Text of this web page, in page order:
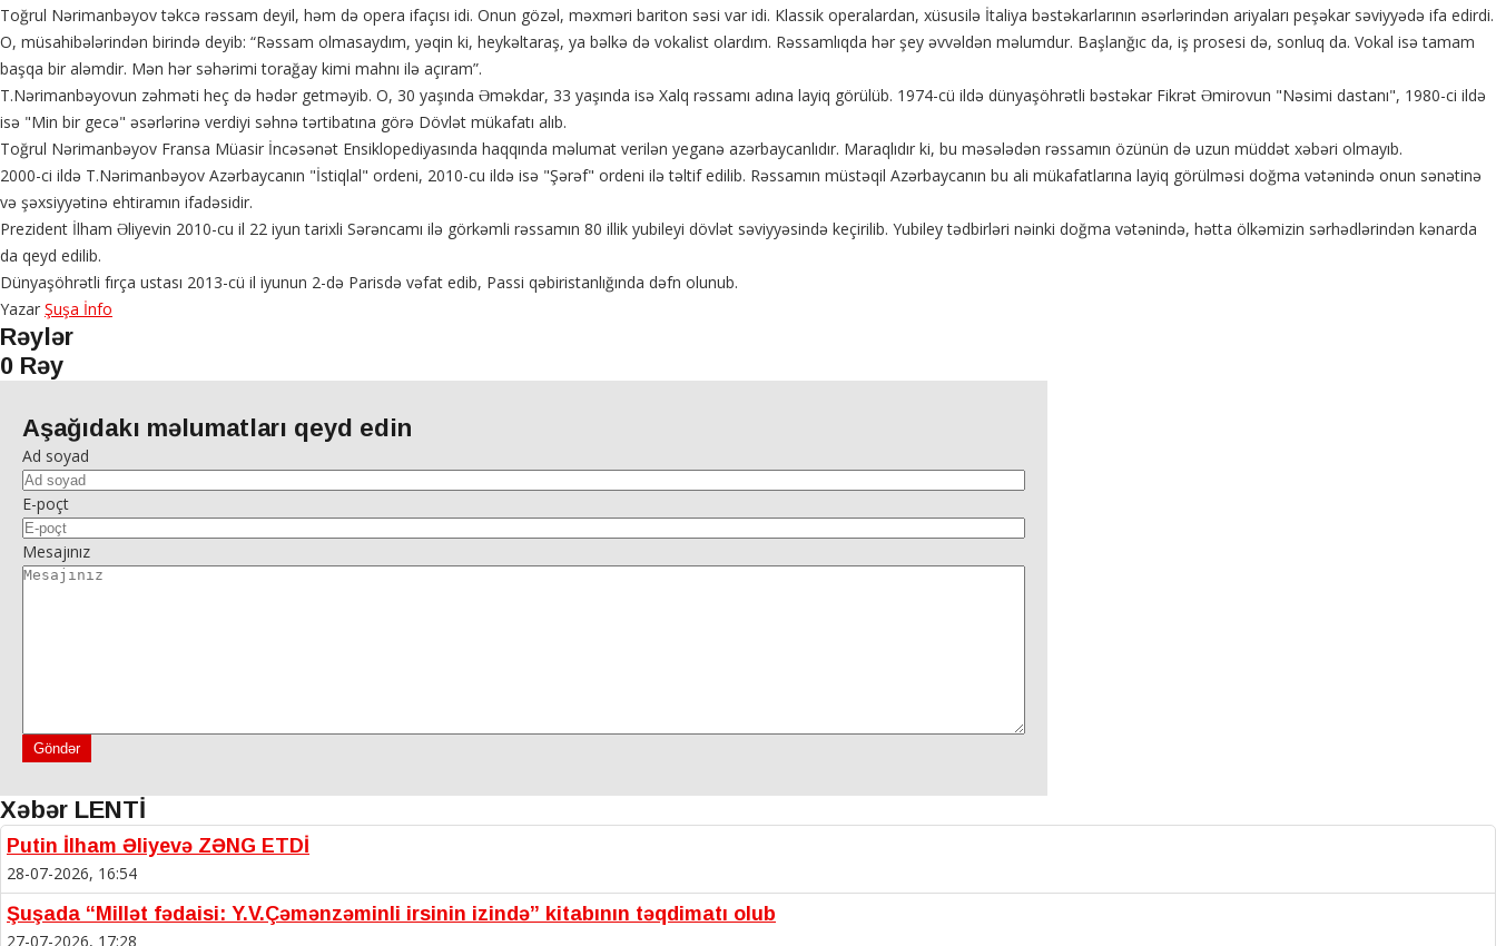
Toğrul Nərimanbəyov təkcə rəssam deyil, həm də opera ifaçısı idi. Onun gözəl, məxməri bariton səsi var idi. Klassik operalardan, xüsusilə İtaliya bəstəkarlarının əsərlərindən ariyaları peşəkar səviyyədə ifa edirdi.
O, müsahibələrindən birində deyib: “Rəssam olmasaydım, yəqin ki, heykəltaraş, ya bəlkə də vokalist olardım. Rəssamlıqda hər şey əvvəldən məlumdur. Başlanğıc da, iş prosesi də, sonluq da. Vokal isə tamam
başqa bir aləmdir. Mən hər səhərimi torağay kimi mahnı ilə açıram”.
T.Nərimanbəyovun zəhməti heç də hədər getməyib. O, 30 yaşında Əməkdar, 33 yaşında isə Xalq rəssamı adına layiq görülüb. 1974-cü ildə dünyaşöhrətli bəstəkar Fikrət Əmirovun "Nəsimi dastanı", 1980-ci ildə
isə "Min bir gecə" əsərlərinə verdiyi səhnə tərtibatına görə Dövlət mükafatı alıb.
Toğrul Nərimanbəyov Fransa Müasir İncəsənət Ensiklopediyasında haqqında məlumat verilən yeganə azərbaycanlıdır. Maraqlıdır ki, bu məsələdən rəssamın özünün də uzun müddət xəbəri olmayıb.
2000-ci ildə T.Nərimanbəyov Azərbaycanın "İstiqlal" ordeni, 2010-cu ildə isə "Şərəf" ordeni ilə təltif edilib. Rəssamın müstəqil Azərbaycanın bu ali mükafatlarına layiq görülməsi doğma vətənində onun sənətinə
və şəxsiyyətinə ehtiramın ifadəsidir.
Prezident İlham Əliyevin 2010-cu il 22 iyun tarixli Sərəncamı ilə görkəmli rəssamın 80 illik yubileyi dövlət səviyyəsində keçirilib. Yubiley tədbirləri nəinki doğma vətənində, hətta ölkəmizin sərhədlərindən kənarda
da qeyd edilib.
Dünyaşöhrətli fırça ustası 2013-cü il iyunun 2-də Parisdə vəfat edib, Passi qəbiristanlığında dəfn olunub.
Yazar Şuşa İnfo
Rəylər
0 Rəy
Aşağıdakı məlumatları qeyd edin
Ad soyad
E-poçt
Mesajınız
Göndər
Xəbər LENTİ
Putin İlham Əliyevə ZƏNG ETDİ
28-07-2026, 16:54
Şuşada “Millət fədaisi: Y.V.Çəmənzəminli irsinin izində” kitabının təqdimatı olub
27-07-2026, 17:28